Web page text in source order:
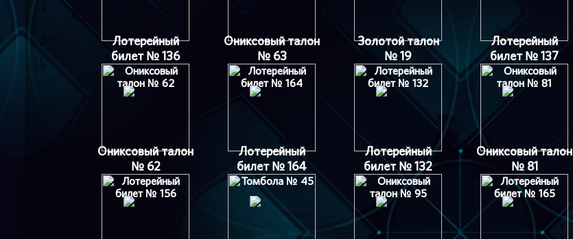
Лотерейный
билет № 136
Ониксовый талон
№ 63
Золотой талон
№ 19
Лотерейный
билет № 137
Ониксовый талон
№ 62
Лотерейный
билет № 164
Лотерейный
билет № 132
Ониксовый талон
№ 81